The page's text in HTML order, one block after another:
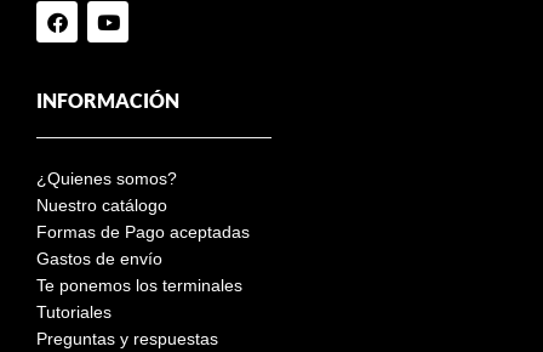
INFORMACIÓN
¿Quienes somos?
Nuestro catálogo
Formas de Pago aceptadas
Gastos de envío
Te ponemos los terminales
Tutoriales
Preguntas y respuestas